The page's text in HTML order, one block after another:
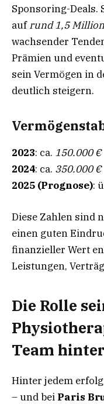
Sponsoring-Deals.
aufrund 1,5
wachsender
Prämien und
sein Vermögen in
deutlich steigern.
2023: ca. 150.000 €
2024: ca. 350.000 €
2025 (Prognose):
Diese Zahlen sind
einen guten
finanzieller Wert
Leistungen,
Die Rolle
Team
Hinter jedem
– und bei Paris